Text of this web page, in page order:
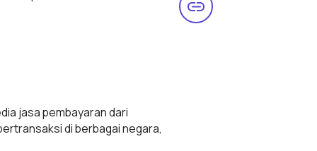
jasa pembayaran dari
di berbagai negara,